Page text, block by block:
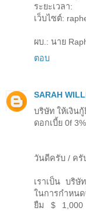
ระยะเวลา:
เว็บไซต์:
ผบ.: นาย
ตอบ
SARAH
บริษัท ให้เงิน
ดอกเบี้ย 0f
วันดีครับ / ครั
เราเป็น บริษั
ในการกำหนด
ยืม $ 1,000